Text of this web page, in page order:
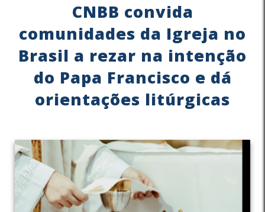
CNBB convida
comunidades da Igreja no
Brasil a rezar na intenção
do Papa Francisco e dá
orientações litúrgicas